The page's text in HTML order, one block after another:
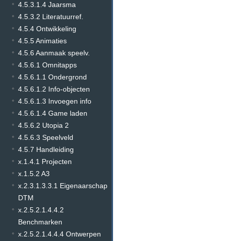
4.5.3.1.4 Jaarsma
4.5.3.2 Literatuurref.
4.5.4 Ontwikkeling
4.5.5 Animaties
4.5.6 Aanmaak speelv.
4.5.6.1 Omnitapps
4.5.6.1.1 Ondergrond
4.5.6.1.2 Info-objecten
4.5.6.1.3 Invoegen info
4.5.6.1.4 Game laden
4.5.6.2 Utopia 2
4.5.6.3 Speelveld
4.5.7 Handleiding
x.1.4.1 Projecten
x.1.5.2 A3
x.2.3.1.3.3.1 Eigenaarschap
DTM
x.2.5.2.1.4.4.2
Benchmarken
x.2.5.2.1.4.4.4 Ontwerpen